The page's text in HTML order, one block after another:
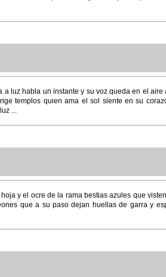
a luz habla un instante y su voz queda en el
templos quien ama el sol siente en su
...
y el ocre de la rama bestias azules que
que a su paso dejan huellas de garra y